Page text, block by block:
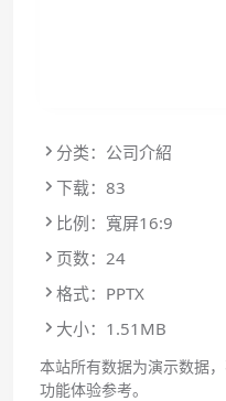
分类：公司介紹
下载：83
比例：寬屏16:9
页数：24
格式：PPTX
大小：1.51MB
本站所有数据为演示数据
功能体验参考。